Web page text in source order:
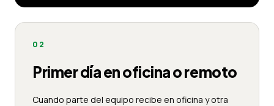
02
Primer día en oficina o remoto
Cuando parte del equipo recibe en oficina y otra